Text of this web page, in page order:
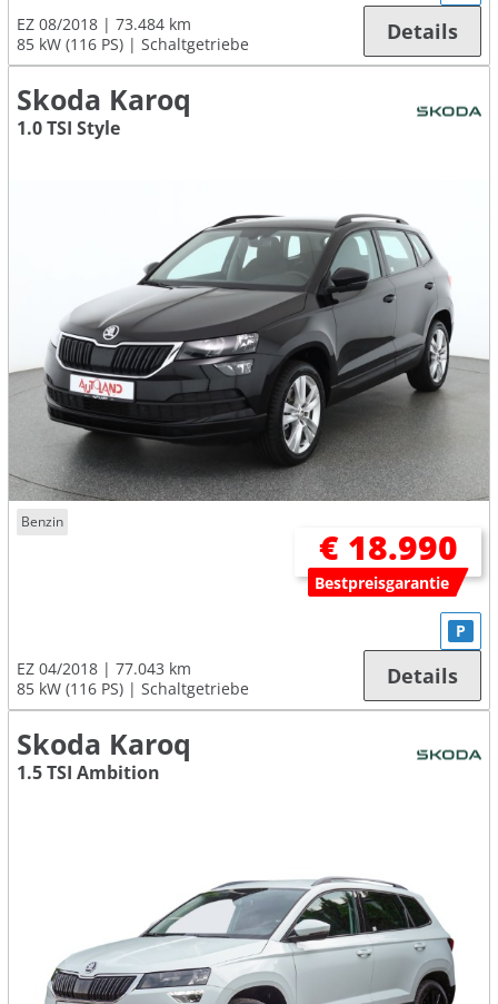
EZ 08/2018
73.484 km
85 kW (116 PS)
Schaltgetriebe Details
Skoda Karoq
1.0 TSI Style
Benzin
€ 18.990
Bestpreisgarantie
EZ 04/2018
77.043 km
85 kW (116 PS)
Schaltgetriebe
P
Details
Skoda Karoq
1.5 TSI Ambition